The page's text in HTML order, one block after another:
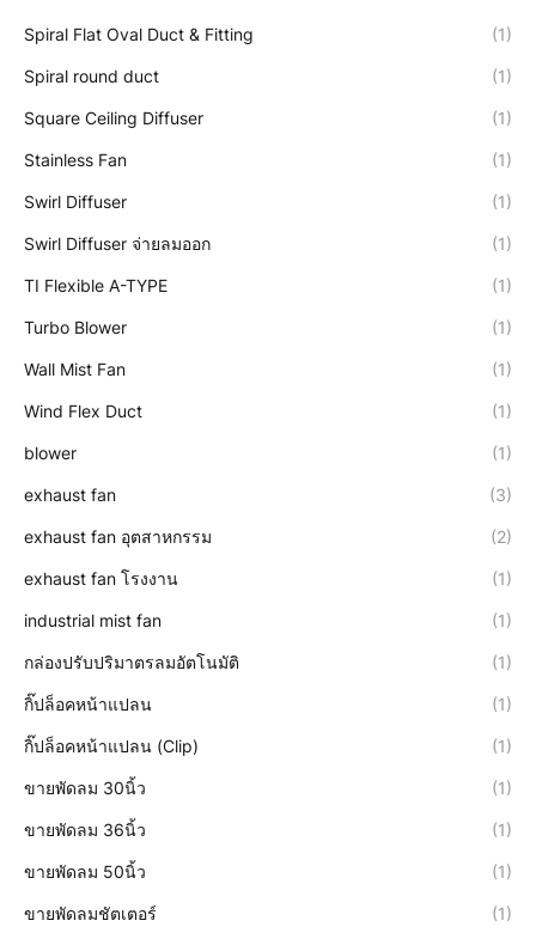
Spiral Flat Oval Duct & Fitting (1)
Spiral round duct (1)
Square Ceiling Diffuser (1)
Stainless Fan (1)
Swirl Diffuser (1)
Swirl Diffuser จ่ายลมออก (1)
TI Flexible A-TYPE (1)
Turbo Blower (1)
Wall Mist Fan (1)
Wind Flex Duct (1)
blower (1)
exhaust fan (3)
exhaust fan อุตสาหกรรม (2)
exhaust fan โรงงาน (1)
industrial mist fan (1)
กล่องปรับปริมาตรลมอัตโนมัติ (1)
กิ๊ปล็อคหน้าแปลน (1)
กิ๊ปล็อคหน้าแปลน (Clip) (1)
ขายพัดลม 30นิ้ว (1)
ขายพัดลม 36นิ้ว (1)
ขายพัดลม 50นิ้ว (1)
ขายพัดลมชัตเตอร์ (1)